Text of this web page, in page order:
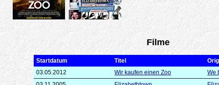
Filme
Startdatum Titel
03.05.2012
Wir kaufen einen Zoo
We